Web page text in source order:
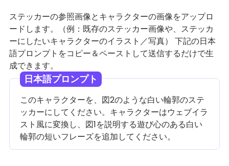
ステッカーの参照画像とキャラクターの画像をアップロ
ードします。（例：既存のステッカー画像や、ステッカ
ーにしたいキャラクターのイラスト／写真） 下記の日本
語プロンプトをコピー＆ペーストして送信するだけで生
成できます。
日本語プロンプト
このキャラクターを、図2のような白い輪郭のステ
ッカーにしてください。キャラクターはウェブイラ
スト風に変換し、図1を説明する遊び心のある白い
輪郭の短いフレーズを追加してください。